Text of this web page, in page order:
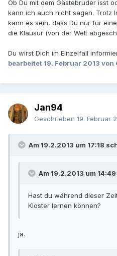
Ob Du mit dem Gästebruder isst
kann ich auch nicht sagen. Trotz
kann es sein, dass Du nur für
die Klausur (von der Welt
Du wirst Dich im Einzelfall
bearbeitet 19. Februar 2013 von
Jan94
Geschrieben 19. Februar
Am 19.2.2013 um 17:18
Am 19.2.2013 um
Hast du während dieser
Kloster lernen können?
ja.